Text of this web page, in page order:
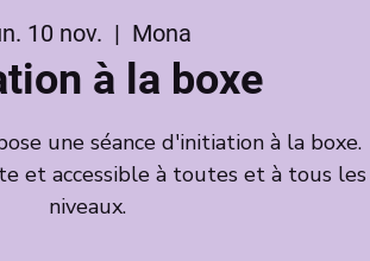
10 nov.
  |
Mona
à la boxe
une séance d'initiation à la boxe.
et accessible à toutes et à tous les
niveaux.